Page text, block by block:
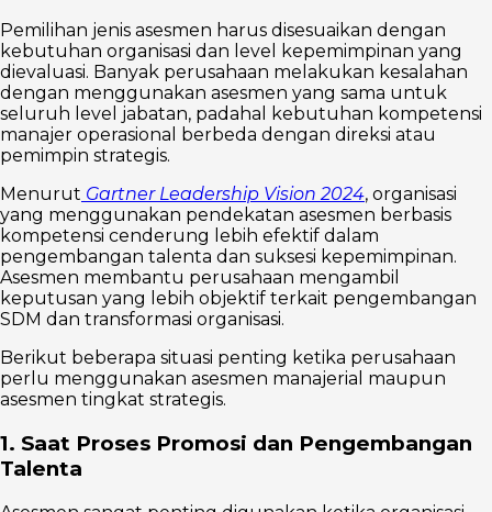
Pemilihan jenis asesmen harus disesuaikan dengan
kebutuhan organisasi dan level kepemimpinan yang
dievaluasi. Banyak perusahaan melakukan kesalahan
dengan menggunakan asesmen yang sama untuk
seluruh level jabatan, padahal kebutuhan kompetensi
manajer operasional berbeda dengan direksi atau
pemimpin strategis.
Menurut Gartner Leadership Vision 2024, organisasi
yang menggunakan pendekatan asesmen berbasis
kompetensi cenderung lebih efektif dalam
pengembangan talenta dan suksesi kepemimpinan.
Asesmen membantu perusahaan mengambil
keputusan yang lebih objektif terkait pengembangan
SDM dan transformasi organisasi.
Berikut beberapa situasi penting ketika perusahaan
perlu menggunakan asesmen manajerial maupun
asesmen tingkat strategis.
1. Saat Proses Promosi dan Pengembangan
Talenta